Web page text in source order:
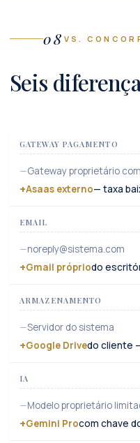
08 VS.
Seis
GATEWAY PAGAMENTO
Gateway proprietário
Asaas externo— taxa
EMAIL
noreply@sistema.com
Gmail própriodo
ARMAZENAMENTO
Servidor do sistema
Google Drivedo cliente
IA
Modelo proprietário
Gemini Procom chave